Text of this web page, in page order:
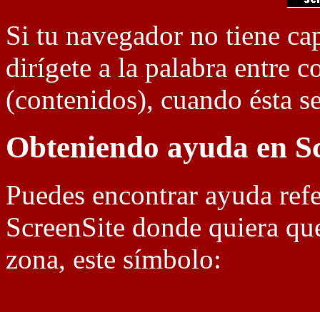
Si tu navegador no tiene
dirígete a la palabra entre
(contenidos), cuando ésta
Obteniendo ayuda en
Puedes encontrar ayuda
ScreenSite donde quiera
zona, este símbolo: